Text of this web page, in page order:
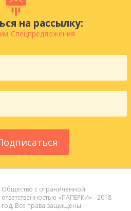
на рассылку:
Спецпредложения
Общество с ограниченной
ответственностью «ПАПЕРКИ» - 2018
год. Все права защищены.